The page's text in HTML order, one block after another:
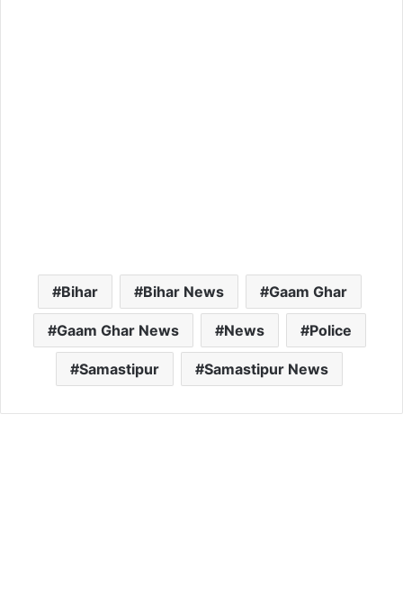
Bihar Bihar News Gaam Ghar
Gaam Ghar News News Police
Samastipur Samastipur News